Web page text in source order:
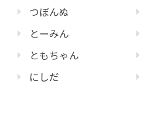
つぼんぬ
とーみん
ともちゃん
にしだ